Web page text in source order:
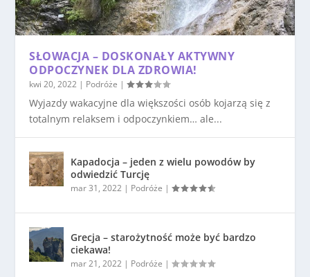
SŁOWACJA – DOSKONAŁY AKTYWNY
ODPOCZYNEK DLA ZDROWIA!
kwi 20, 2022 | Podróże |
Wyjazdy wakacyjne dla większości osób kojarzą się z
totalnym relaksem i odpoczynkiem… ale...
Kapadocja – jeden z wielu powodów by
odwiedzić Turcję
mar 31, 2022 | Podróże |
Grecja – starożytność może być bardzo
ciekawa!
mar 21, 2022 | Podróże |